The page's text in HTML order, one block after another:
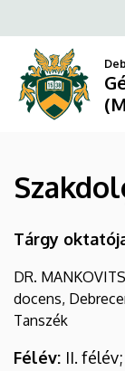
készítése
Tanszék
(MK)
a
tartalomra
Tárgy
DR.
docens,
Tanszék
Félév: II. félév;